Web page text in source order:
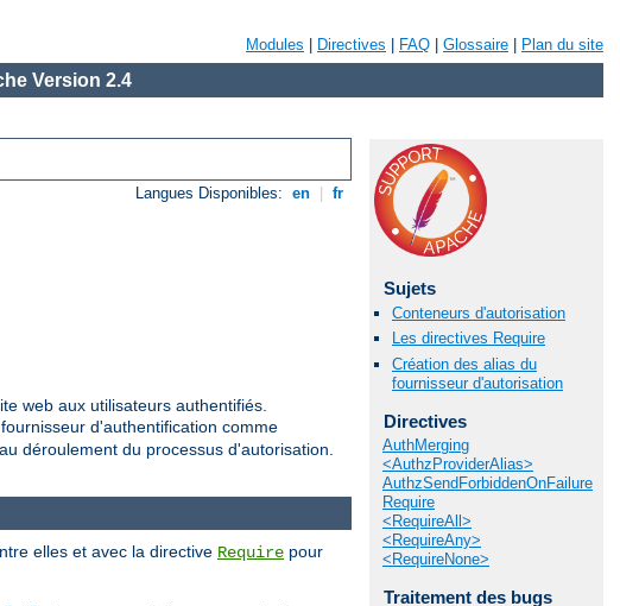
Modules Directives FAQ Glossaire Plan du site
Version 2.4
Langues Disponibles: en fr
web aux utilisateurs authentifiés.
d'authentification comme
déroulement du processus d'autorisation.
Sujets
Conteneurs d'autorisation
Les directives Require
Création des alias du
fournisseur d'autorisation
Directives
AuthMerging
<AuthzProviderAlias>
AuthzSendForbiddenOnFailure
Require
<RequireAll>
<RequireAny>
<RequireNone>
Traitement des bugs
elles et avec la directive Require pour